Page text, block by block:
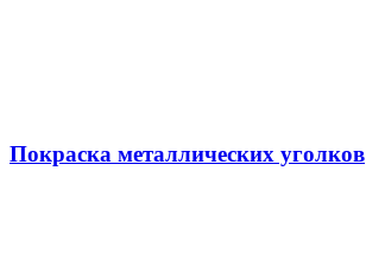
Покраска металлических уголков